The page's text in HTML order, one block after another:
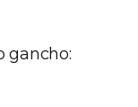
gancho: